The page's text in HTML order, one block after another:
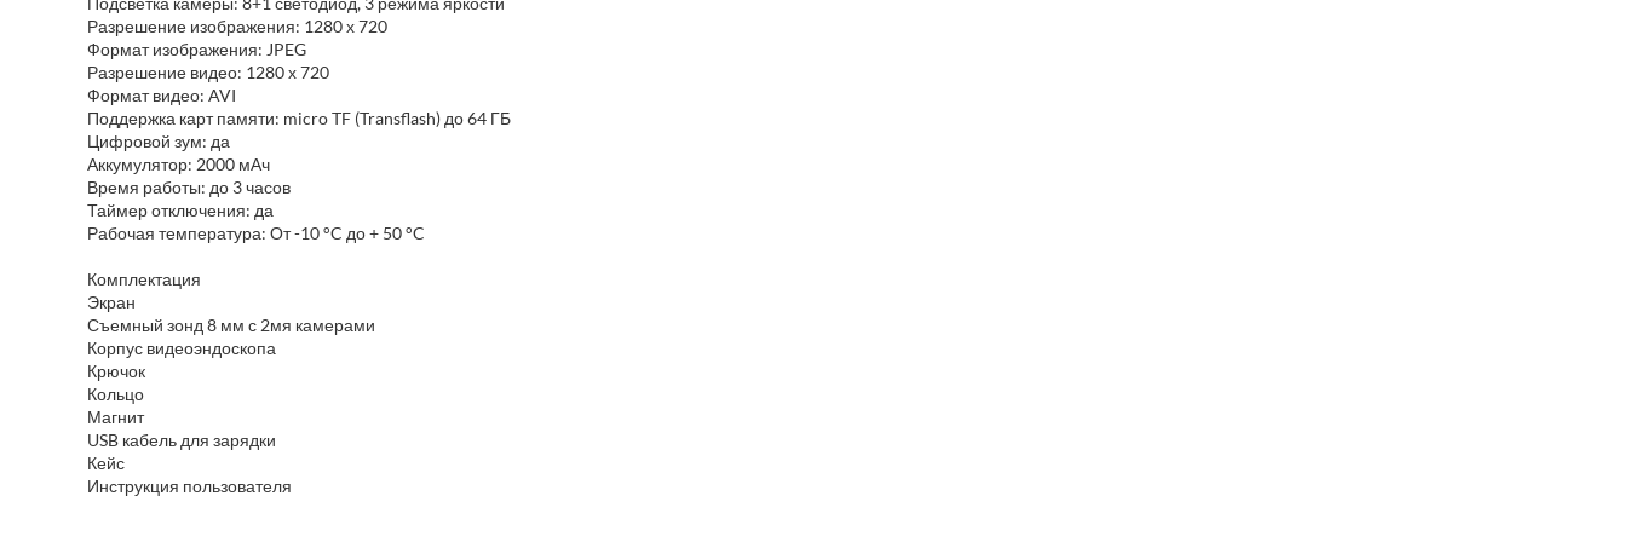
Разрешение изображения: 1280 х 720
Формат изображения: JPEG
Разрешение видео: 1280 х 720
Формат видео: AVI
Поддержка карт памяти: micro TF (Transflash) до 64 ГБ
Цифровой зум: да
Аккумулятор: 2000 мАч
Время работы: до 3 часов
Таймер отключения: да
Рабочая температура: От -10 °C до + 50 °C
Комплектация
Экран
Съемный зонд 8 мм с 2мя камерами
Корпус видеоэндоскопа
Крючок
Кольцо
Магнит
USB кабель для зарядки
Кейс
Инструкция пользователя